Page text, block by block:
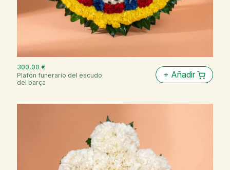
300,00 €
Plafón funerario del escudo
del barça
+ Añadir